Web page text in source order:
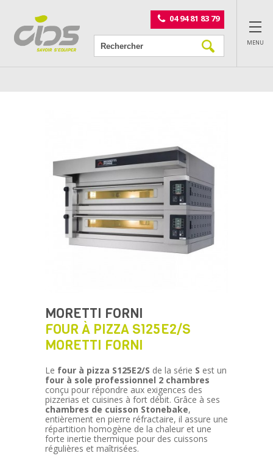
04 94 81 83 79
MENU
MORETTI FORNI
FOUR À PIZZA S125E2/S
MORETTI FORNI
Le four à pizza S125E2/S de la série S est un
four à sole professionnel 2 chambres
conçu pour répondre aux exigences des
pizzerias et cuisines à fort débit. Grâce à ses
chambres de cuisson Stonebake,
entièrement en pierre réfractaire, il assure une
répartition homogène de la chaleur et une
forte inertie thermique pour des cuissons
régulières et maîtrisées.